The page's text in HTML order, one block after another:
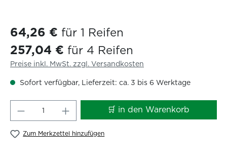
64,26 € für 1 Reifen
257,04 € für 4 Reifen
Preise inkl. MwSt. zzgl. Versandkosten
Sofort verfügbar, Lieferzeit: ca. 3 bis 6 Werktage
Produkt Anzahl: Gib den🛒 in den Warenkorb
Zum Merkzettel hinzufügen